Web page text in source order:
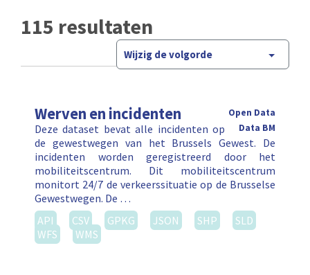
115 resultaten
Wijzig de volgorde
Werven en incidenten
Open Data
Data BM
Deze dataset bevat alle incidenten op
de gewestwegen van het Brussels Gewest. De
incidenten worden geregistreerd door het
mobiliteitscentrum. Dit mobiliteitscentrum
monitort 24/7 de verkeerssituatie op de Brusselse
Gewestwegen. De …
API
CSV GPKG JSON SHP
SLD
WFS
WMS